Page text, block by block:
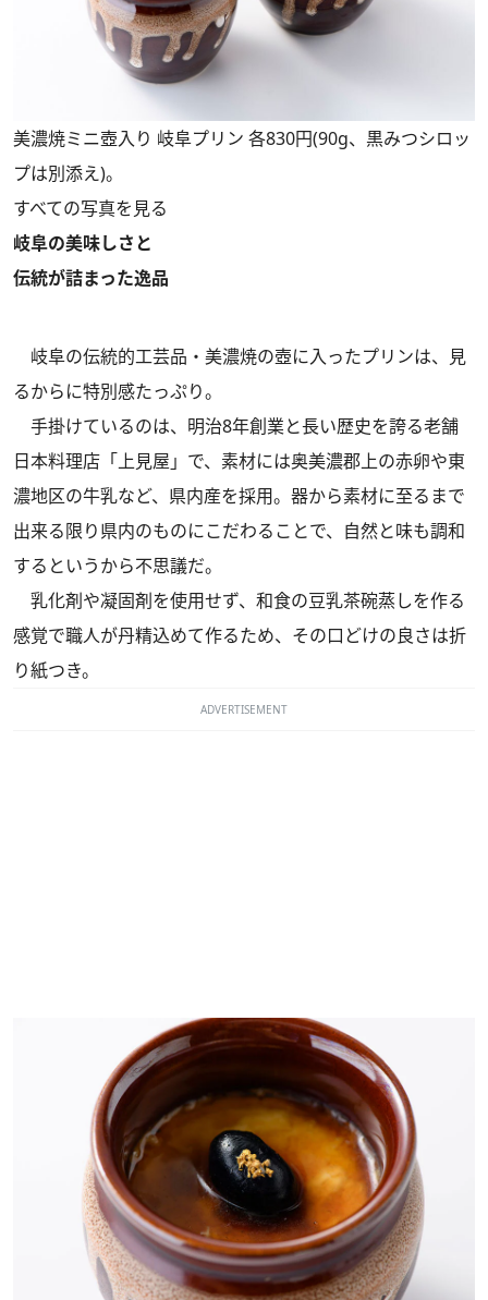
美濃焼ミニ壺入り 岐阜プリン 各830円(90g、黒みつシロッ
プは別添え)。
すべての写真を見る
岐阜の美味しさと
伝統が詰まった逸品
岐阜の伝統的工芸品・美濃焼の壺に入ったプリンは、見
るからに特別感たっぷり。
手掛けているのは、明治8年創業と長い歴史を誇る老舗
日本料理店「上見屋」で、素材には奥美濃郡上の赤卵や東
濃地区の牛乳など、県内産を採用。器から素材に至るまで
出来る限り県内のものにこだわることで、自然と味も調和
するというから不思議だ。
乳化剤や凝固剤を使用せず、和食の豆乳茶碗蒸しを作る
感覚で職人が丹精込めて作るため、その口どけの良さは折
り紙つき。
ADVERTISEMENT